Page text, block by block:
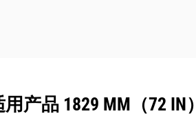
产品 1829 MM（72 IN